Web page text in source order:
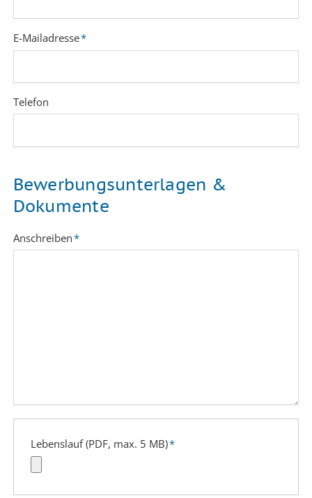
Pflichtfeld
E-Mailadresse*
Telefon
Bewerbungsunterlagen &
Dokumente
Pflichtfeld
Anschreiben*
Pflichtfeld
Lebenslauf (PDF, max. 5 MB)*